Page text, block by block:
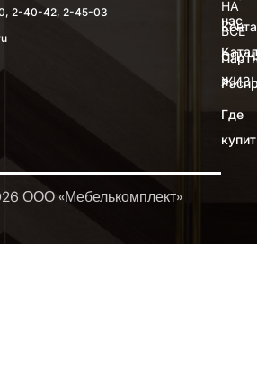
2-40-42, 2-45-03
нас
Где
НА
ВСЕ
ООО «Мебелькомплект»